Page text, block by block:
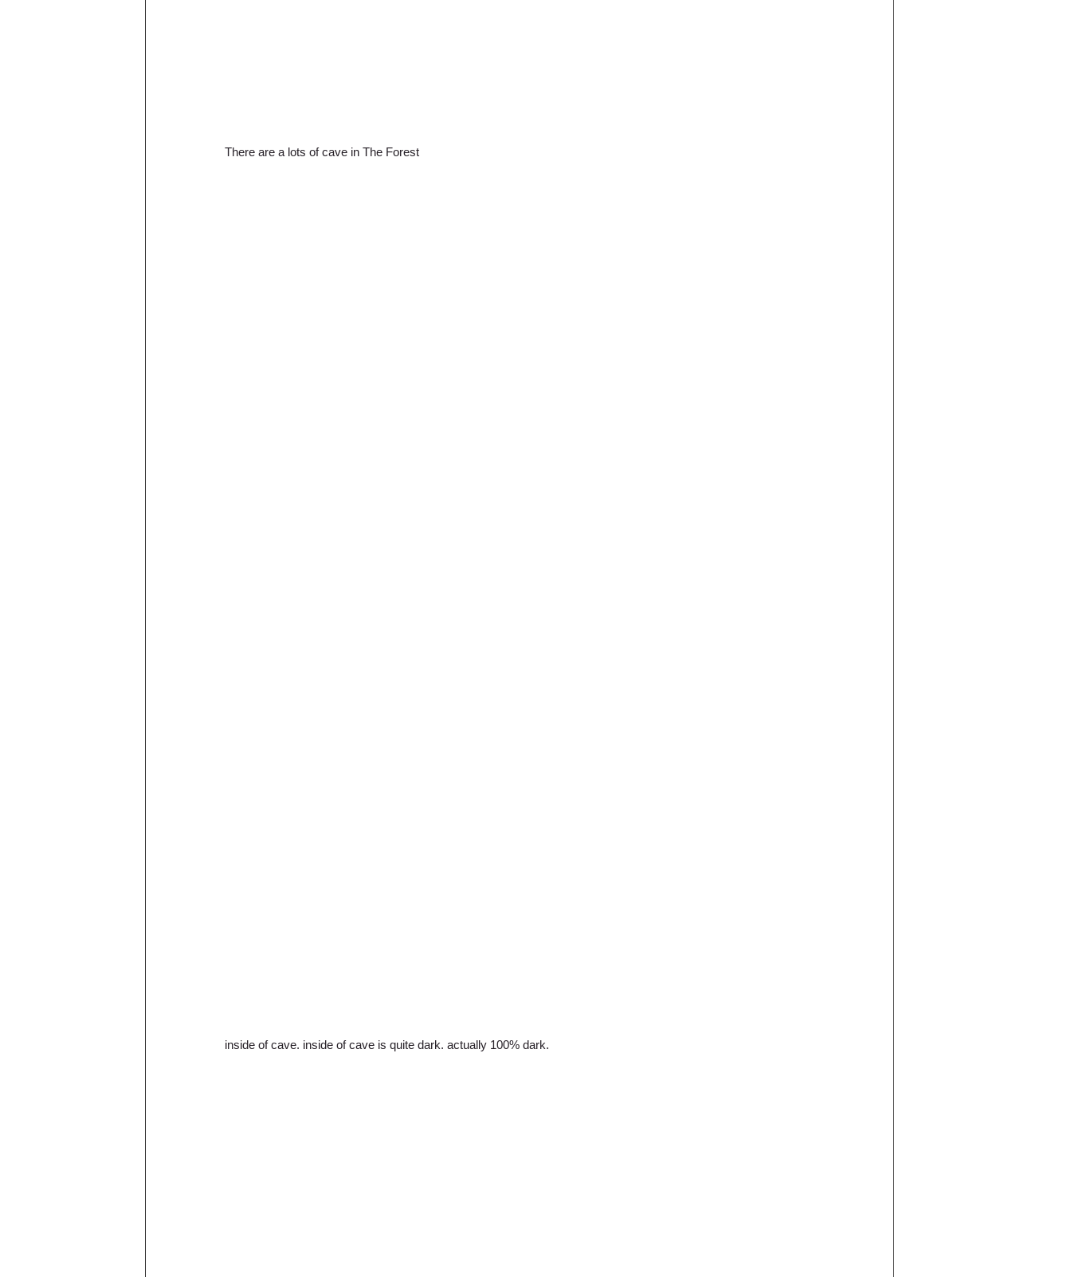
There are a lots of cave in The Forest
inside of cave. inside of cave is quite dark. actually 100% dark.